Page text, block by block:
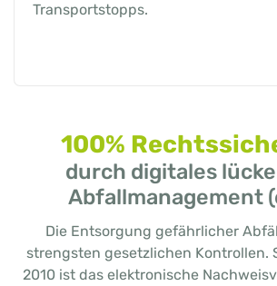
Transportstopps.
100%
durch digitales
Abfallmanagement
Die Entsorgung gefährlicher
strengsten gesetzlichen Kontrollen.
2010 ist das elektronische